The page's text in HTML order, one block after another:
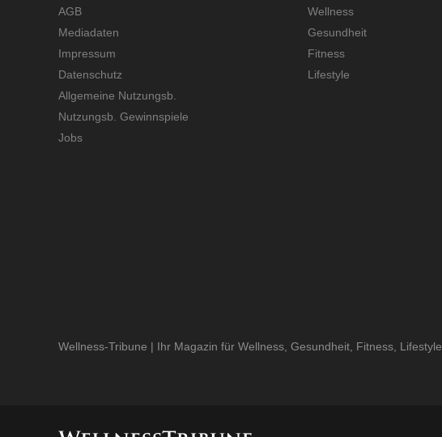
AGB
Mediadaten
Impressum
Datenschutz
Allgemeine Nutzungsb.
Nutzungsb. Gewinnspiele
Jobs
Wellness
Gesundheit
Fitness
Lifestyle
Wellness-Tribune | Ihr Magazin für Wellness, Gesundheit, Fitness, Lifestyle